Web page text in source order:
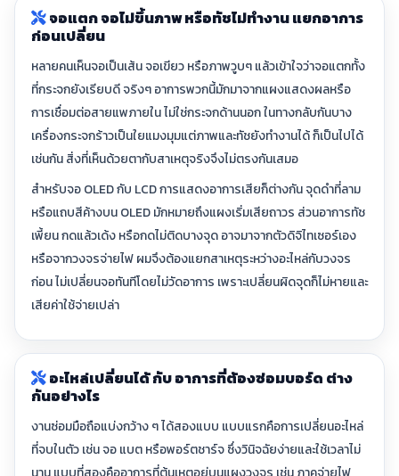
จอแตก จอไม่ขึ้นภาพ หรือทัชไม่ทำงาน แยกอาการ
ก่อนเปลี่ยน
หลายคนเห็นจอเป็นเส้น จอเขียว หรือภาพวูบๆ แล้วเข้าใจว่าจอแตกทั้ง
ที่กระจกยังเรียบดี จริงๆ อาการพวกนี้มักมาจากแผงแสดงผลหรือ
การเชื่อมต่อสายแพภายใน ไม่ใช่กระจกด้านนอก ในทางกลับกันบาง
เครื่องกระจกร้าวเป็นใยแมงมุมแต่ภาพและทัชยังทำงานได้ ก็เป็นไปได้
เช่นกัน สิ่งที่เห็นด้วยตากับสาเหตุจริงจึงไม่ตรงกันเสมอ
สำหรับจอ OLED กับ LCD การแสดงอาการเสียก็ต่างกัน จุดดำที่ลาม
หรือแถบสีค้างบน OLED มักหมายถึงแผงเริ่มเสียถาวร ส่วนอาการทัช
เพี้ยน กดแล้วเด้ง หรือกดไม่ติดบางจุด อาจมาจากตัวดิจิไทเซอร์เอง
หรือจากวงจรจ่ายไฟ ผมจึงต้องแยกสาเหตุระหว่างอะไหล่กับวงจร
ก่อน ไม่เปลี่ยนจอทันทีโดยไม่วัดอาการ เพราะเปลี่ยนผิดจุดก็ไม่หายและ
เสียค่าใช้จ่ายเปล่า
อะไหล่เปลี่ยนได้ กับ อาการที่ต้องซ่อมบอร์ด ต่าง
กันอย่างไร
งานซ่อมมือถือแบ่งกว้าง ๆ ได้สองแบบ แบบแรกคือการเปลี่ยนอะไหล่
ที่จบในตัว เช่น จอ แบต หรือพอร์ตชาร์จ ซึ่งวินิจฉัยง่ายและใช้เวลาไม่
นาน แบบที่สองคืออาการที่ต้นเหตุอยู่บนแผงวงจร เช่น ภาคจ่ายไฟ